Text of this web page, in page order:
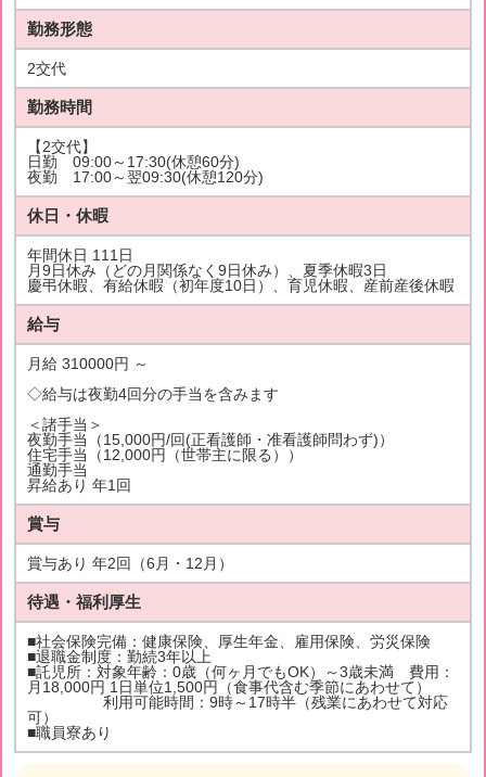
勤務形態
2交代
勤務時間
【2交代】
日勤 09:00～17:30(休憩60分)
夜勤 17:00～翌09:30(休憩120分)
休日・休暇
年間休日 111日
月9日休み（どの月関係なく9日休み）、夏季休暇3日
慶弔休暇、有給休暇（初年度10日）、育児休暇、産前産後休暇
給与
月給 310000円 ～
◇給与は夜勤4回分の手当を含みます
＜諸手当＞
夜勤手当（15,000円/回(正看護師・准看護師問わず)）
住宅手当（12,000円（世帯主に限る））
通勤手当
昇給あり 年1回
賞与
賞与あり 年2回（6月・12月）
待遇・福利厚生
■社会保険完備：健康保険、厚生年金、雇用保険、労災保険
■退職金制度：勤続3年以上
■託児所：対象年齢：0歳（何ヶ月でもOK）～3歳未満 費用：
月18,000円 1日単位1,500円（食事代含む季節にあわせて）
利用可能時間：9時～17時半（残業にあわせて対応
可）
■職員寮あり